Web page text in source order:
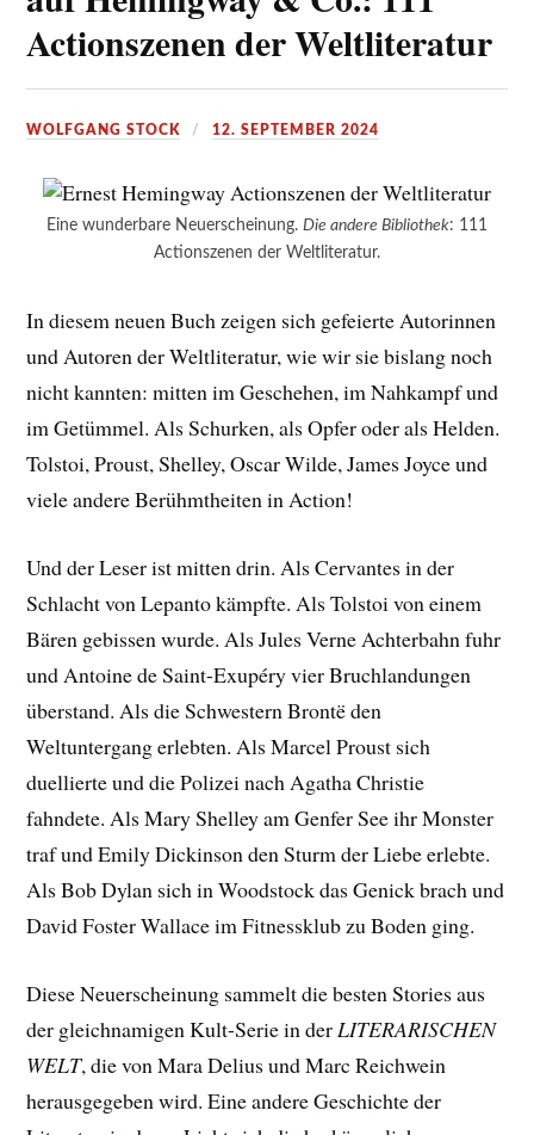
Actionszenen der Weltliteratur
WOLFGANG STOCK 12. SEPTEMBER 2024
Eine wunderbare Neuerscheinung. Die andere Bibliothek: 111
Actionszenen der Weltliteratur.
In diesem neuen Buch zeigen sich gefeierte Autorinnen
und Autoren der Weltliteratur, wie wir sie bislang noch
nicht kannten: mitten im Geschehen, im Nahkampf und
im Getümmel. Als Schurken, als Opfer oder als Helden.
Tolstoi, Proust, Shelley, Oscar Wilde, James Joyce und
viele andere Berühmtheiten in Action!
Und der Leser ist mitten drin. Als Cervantes in der
Schlacht von Lepanto kämpfte. Als Tolstoi von einem
Bären gebissen wurde. Als Jules Verne Achterbahn fuhr
und Antoine de Saint-Exupéry vier Bruchlandungen
überstand. Als die Schwestern Brontë den
Weltuntergang erlebten. Als Marcel Proust sich
duellierte und die Polizei nach Agatha Christie
fahndete. Als Mary Shelley am Genfer See ihr Monster
traf und Emily Dickinson den Sturm der Liebe erlebte.
Als Bob Dylan sich in Woodstock das Genick brach und
David Foster Wallace im Fitnessklub zu Boden ging.
Diese Neuerscheinung sammelt die besten Stories aus
der gleichnamigen Kult-Serie in der LITERARISCHEN
WELT, die von Mara Delius und Marc Reichwein
herausgegeben wird. Eine andere Geschichte der